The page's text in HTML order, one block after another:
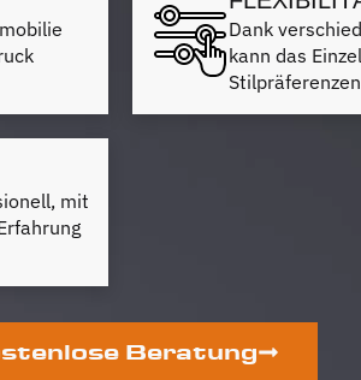
Dank
kann das
mit
Beratung